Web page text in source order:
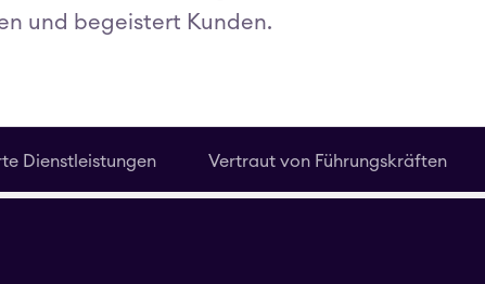
und begeistert Kunden.
Dienstleistungen Vertraut von Führungskräften